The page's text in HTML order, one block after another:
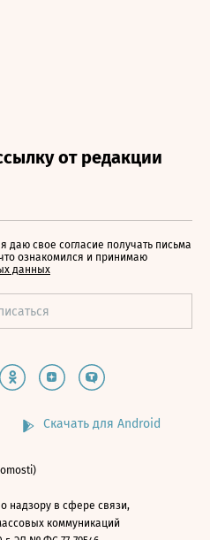
даю свое согласие получать письма
ознакомился и принимаю
данных
Скачать для Android
надзору в сфере связи,
коммуникаций